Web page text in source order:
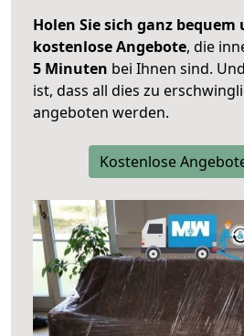
Holen Sie sich ganz bequem
kostenlose Angebote, die
5 Minuten bei Ihnen sind.
ist, dass all dies zu
angeboten werden.
Kostenlose